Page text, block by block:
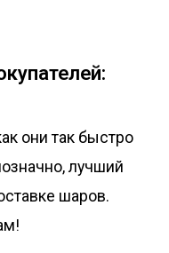
они так быстро
лучший
шаров.